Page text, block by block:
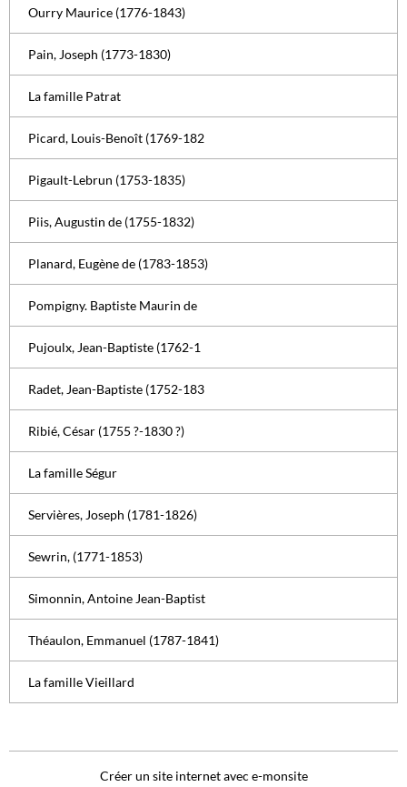
Ourry Maurice (1776-1843)
Pain, Joseph (1773-1830)
La famille Patrat
Picard, Louis-Benoît (1769-182
Pigault-Lebrun (1753-1835)
Piis, Augustin de (1755-1832)
Planard, Eugène de (1783-1853)
Pompigny. Baptiste Maurin de
Pujoulx, Jean-Baptiste (1762-1
Radet, Jean-Baptiste (1752-183
Ribié, César (1755 ?-1830 ?)
La famille Ségur
Servières, Joseph (1781-1826)
Sewrin, (1771-1853)
Simonnin, Antoine Jean-Baptist
Théaulon, Emmanuel (1787-1841)
La famille Vieillard
Créer un site internet avec e-monsite